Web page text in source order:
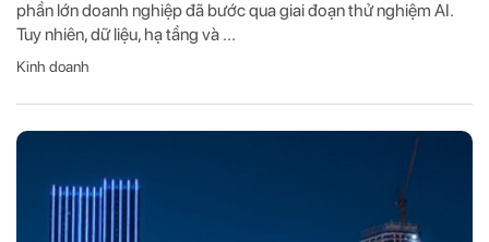
phần lớn doanh nghiệp đã bước qua giai đoạn thử nghiệm AI.
Tuy nhiên, dữ liệu, hạ tầng và ...
Kinh doanh